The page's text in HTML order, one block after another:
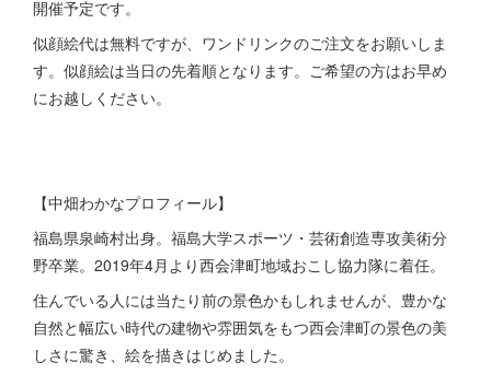
開催予定です。
似顔絵代は無料ですが、ワンドリンクのご注文をお願いしま
す。似顔絵は当日の先着順となります。ご希望の方はお早め
にお越しください。
【中畑わかなプロフィール】
福島県泉崎村出身。福島大学スポーツ・芸術創造専攻美術分
野卒業。2019年4月より西会津町地域おこし協力隊に着任。
住んでいる人には当たり前の景色かもしれませんが、豊かな
自然と幅広い時代の建物や雰囲気をもつ西会津町の景色の美
しさに驚き、絵を描きはじめました。